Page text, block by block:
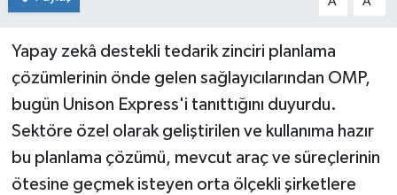
Yapay zekâ destekli tedarik zinciri planlama
çözümlerinin önde gelen sağlayıcılarından OMP,
bugün Unison Express'i tanıttığını duyurdu.
Sektöre özel olarak geliştirilen ve kullanıma hazır
bu planlama çözümü, mevcut araç ve süreçlerinin
ötesine geçmek isteyen orta ölçekli şirketlere